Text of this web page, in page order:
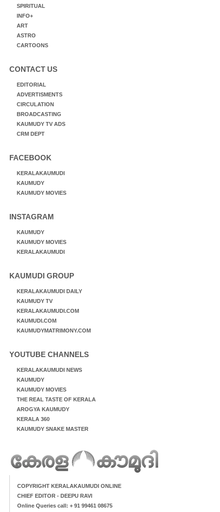
SPIRITUAL
INFO+
ART
ASTRO
CARTOONS
CONTACT US
EDITORIAL
ADVERTISMENTS
CIRCULATION
BROADCASTING
KAUMUDY TV ADS
CRM DEPT
FACEBOOK
KERALAKAUMUDI
KAUMUDY
KAUMUDY MOVIES
INSTAGRAM
KAUMUDY
KAUMUDY MOVIES
KERALAKAUMUDI
KAUMUDI GROUP
KERALAKAUMUDI DAILY
KAUMUDY TV
KERALAKAUMUDI.COM
KAUMUDI.COM
KAUMUDYMATRIMONY.COM
YOUTUBE CHANNELS
KERALAKAUMUDI NEWS
KAUMUDY
KAUMUDY MOVIES
THE REAL TASTE OF KERALA
AROGYA KAUMUDY
KERALA 360
KAUMUDY SNAKE MASTER
COPYRIGHT KERALAKAUMUDI ONLINE
CHIEF EDITOR - DEEPU RAVI
Online Queries call: + 91 99461 08675